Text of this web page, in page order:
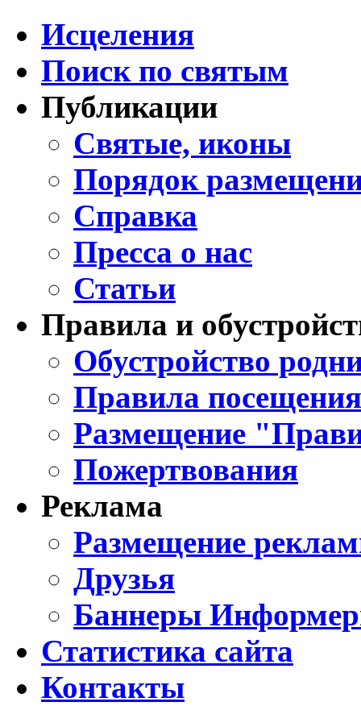
Исцеления
Поиск по святым
Публикации
Святые, иконы
Порядок
Справка
Пресса о нас
Статьи
Правила и
Обустройство
Правила
Размещение
Пожертвования
Реклама
Размещение
Друзья
Баннеры
Статистика сайта
Контакты